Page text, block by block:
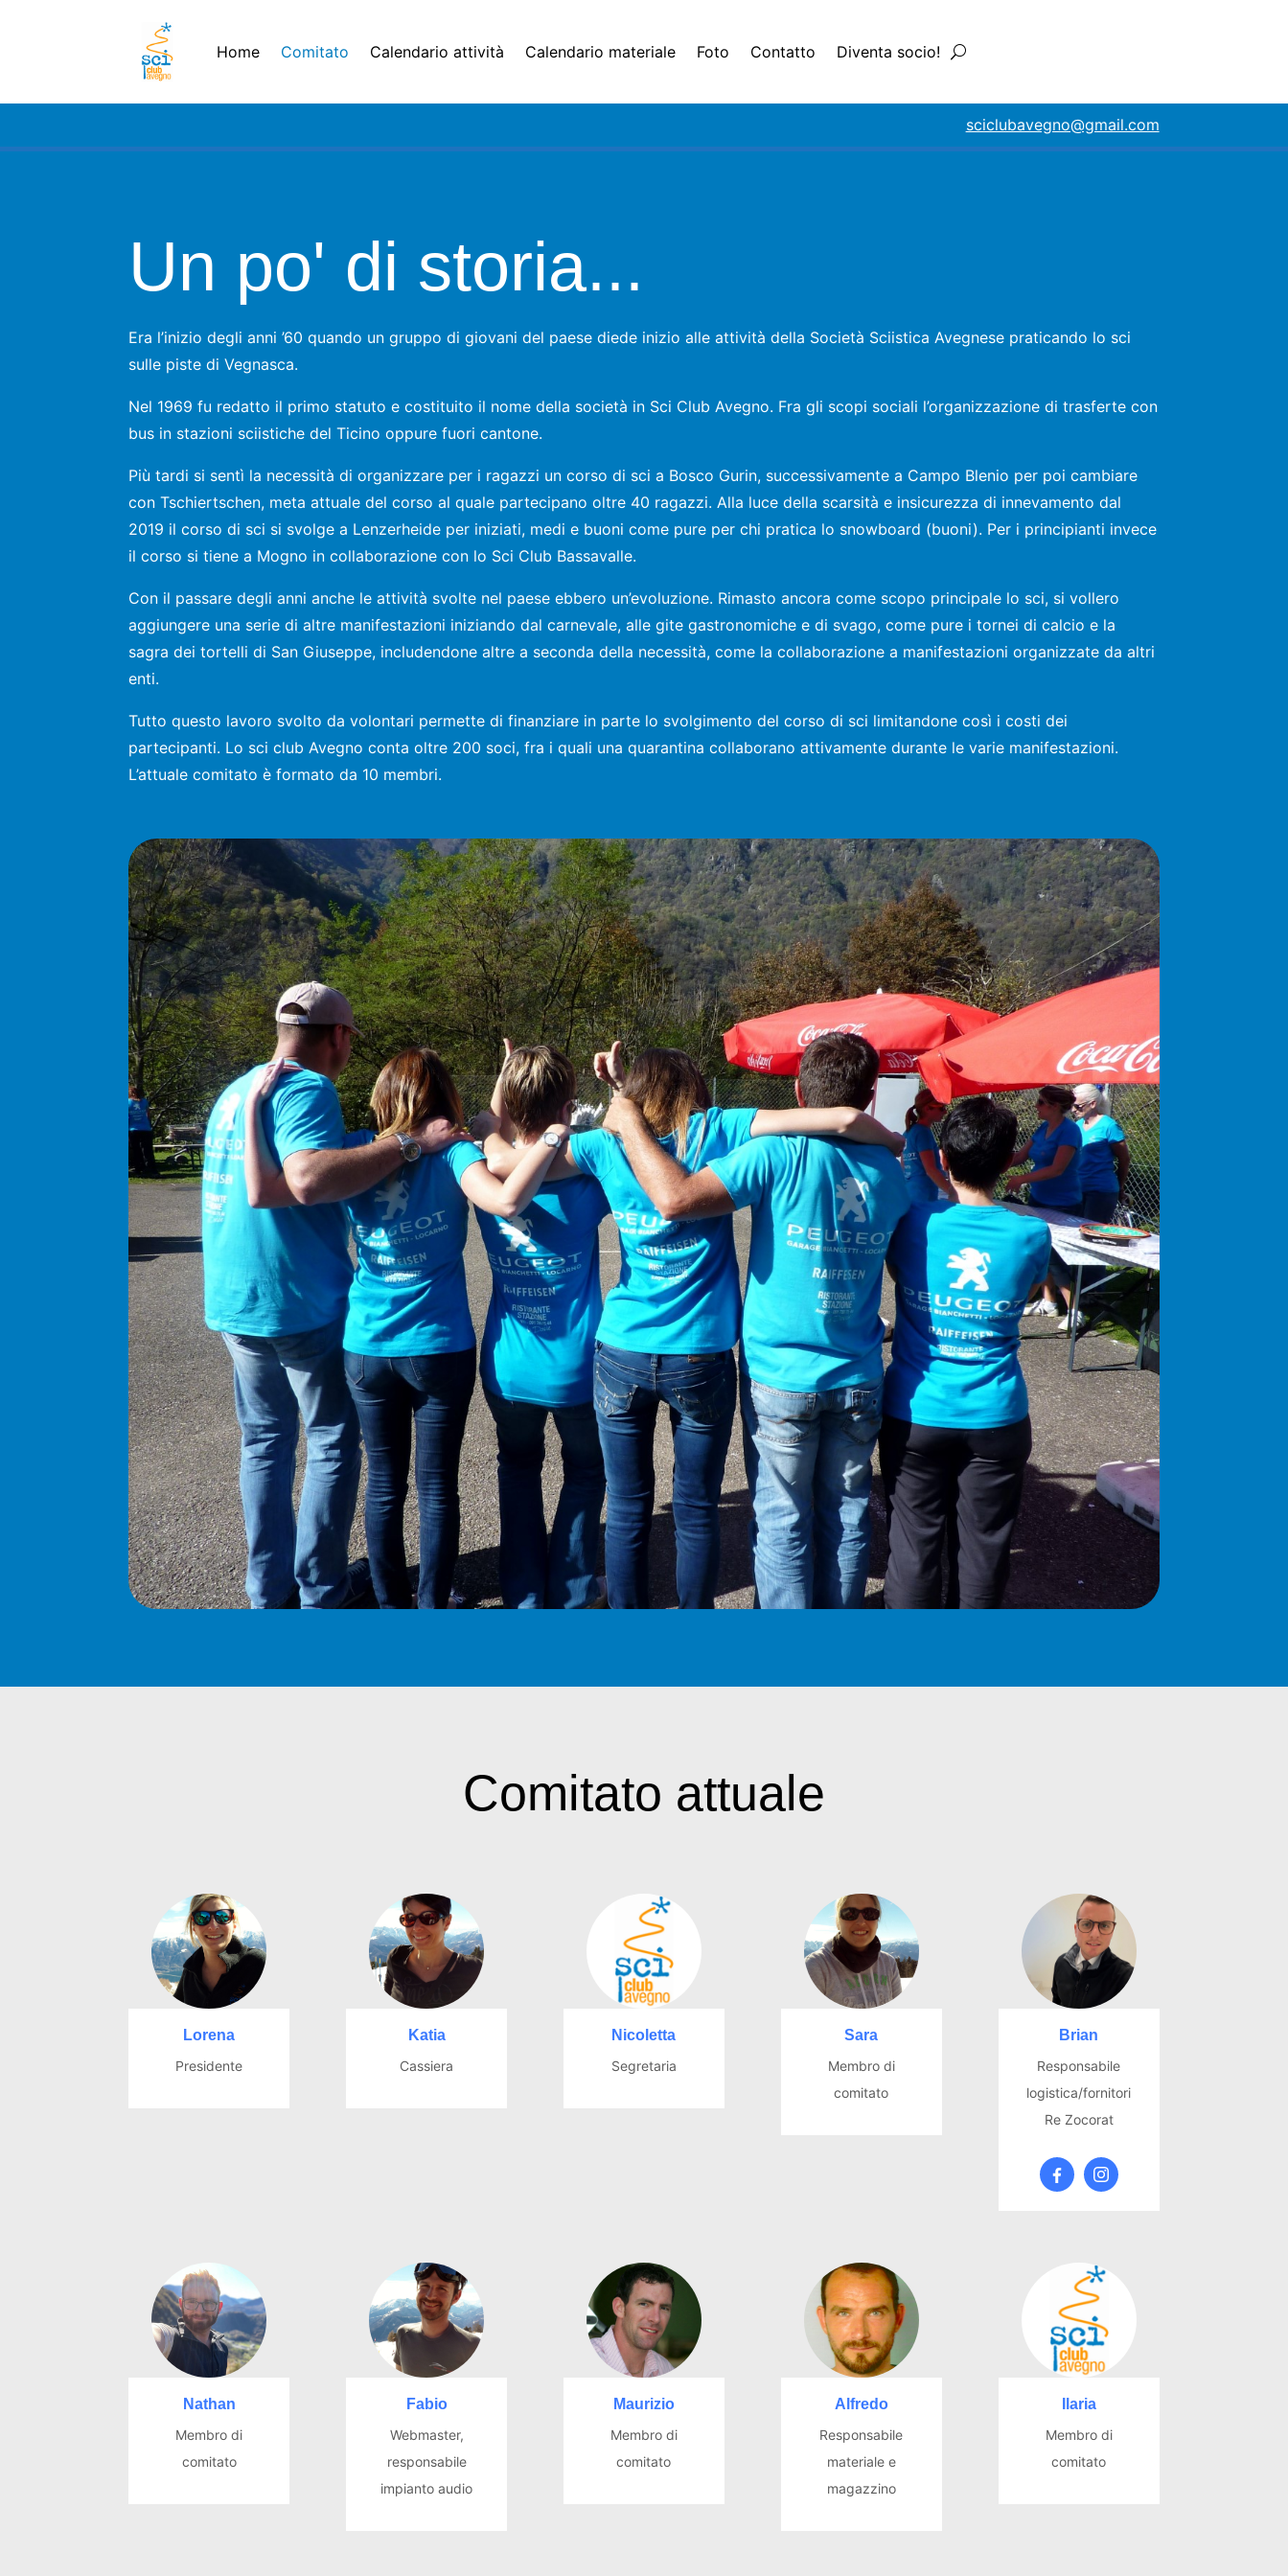
Home Comitato Calendario attività Calendario materiale Foto Contatto Diventa socio!
sciclubavegno@gmail.com
Un po' di storia...
Era l’inizio degli anni ’60 quando un gruppo di giovani del paese diede inizio alle attività della Società Sciistica Avegnese praticando lo sci
sulle piste di Vegnasca.
Nel 1969 fu redatto il primo statuto e costituito il nome della società in Sci Club Avegno. Fra gli scopi sociali l’organizzazione di trasferte con
bus in stazioni sciistiche del Ticino oppure fuori cantone.
Più tardi si sentì la necessità di organizzare per i ragazzi un corso di sci a Bosco Gurin, successivamente a Campo Blenio per poi cambiare
con Tschiertschen, meta attuale del corso al quale partecipano oltre 40 ragazzi. Alla luce della scarsità e insicurezza di innevamento dal
2019 il corso di sci si svolge a Lenzerheide per iniziati, medi e buoni come pure per chi pratica lo snowboard (buoni). Per i principianti invece
il corso si tiene a Mogno in collaborazione con lo Sci Club Bassavalle.
Con il passare degli anni anche le attività svolte nel paese ebbero un’evoluzione. Rimasto ancora come scopo principale lo sci, si vollero
aggiungere una serie di altre manifestazioni iniziando dal carnevale, alle gite gastronomiche e di svago, come pure i tornei di calcio e la
sagra dei tortelli di San Giuseppe, includendone altre a seconda della necessità, come la collaborazione a manifestazioni organizzate da altri
enti.
Tutto questo lavoro svolto da volontari permette di finanziare in parte lo svolgimento del corso di sci limitandone così i costi dei
partecipanti. Lo sci club Avegno conta oltre 200 soci, fra i quali una quarantina collaborano attivamente durante le varie manifestazioni.
L’attuale comitato è formato da 10 membri.
Comitato attuale
Lorena
Presidente
Katia
Cassiera
Nicoletta
Segretaria
Sara
Membro di
comitato
Brian
Responsabile
logistica/fornitori
Re Zocorat
Nathan
Membro di
comitato
Fabio
Webmaster,
responsabile
impianto audio
Maurizio
Membro di
comitato
Alfredo
Responsabile
materiale e
magazzino
Ilaria
Membro di
comitato